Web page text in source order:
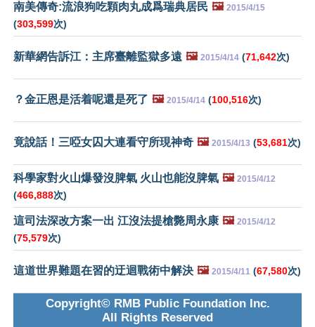
南美傳奇:流浪狗吃顆肉丸成爲瑞典居民 🖼️ 2015/4/15
(303,599次)
新華網告訴江：主席臺離監獄多遠 🖼️ 2015/4/14 (71,642次)
？金正恩是活着呢還是死了 🖼️ 2015/4/14 (100,516次)
竟說話！三啞女囚大連看守所現神奇 🖼️ 2015/4/13 (53,681次)
科學家對火山爆發沒脾氣 火山也能沒脾氣 🖼️ 2015/4/12
(466,888次)
這司法深改方案一出 江沒法提槍斃周永康 🖼️ 2015/4/12
(75,579次)
這道世界難題在習的迂迴戰術中解決 🖼️ 2015/4/11 (67,580次)
Copyright© RMB Public Foundation Inc.
All Rights Reserved